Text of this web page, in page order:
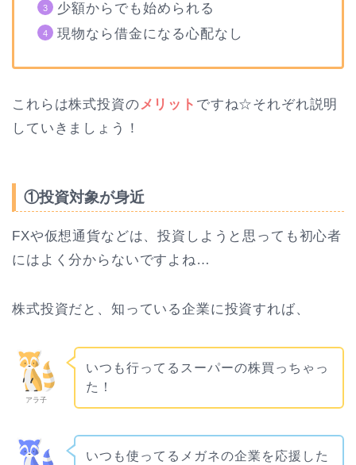
少額からでも始められる
現物なら借金になる心配なし
これらは株式投資の メリット ですね☆それぞれ説明
していきましょう！
①投資対象が身近
FXや仮想通貨などは、投資しようと思っても初心者
にはよく分からないですよね…
株式投資だと、知っている企業に投資すれば、
アラ子
いつも行ってるスーパーの株買っちゃっ
た！
いつも使ってるメガネの企業を応援した